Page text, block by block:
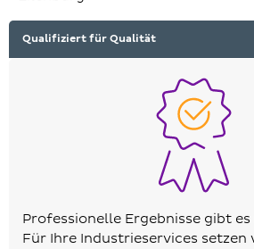
Qualifiziert für Qualität
Professionelle Ergebnisse gibt
Für Ihre Industrieservices